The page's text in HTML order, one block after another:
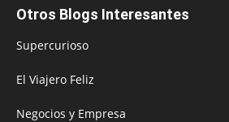
Otros Blogs Interesantes
Supercurioso
El Viajero Feliz
Negocios y Empresa